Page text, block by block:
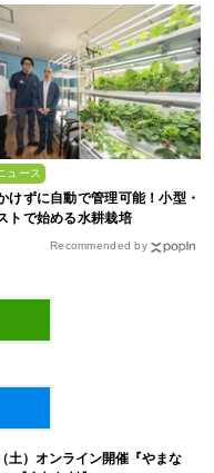
ュース
けずに自動で管理可能！小型・
トで始める水耕栽培
Recommended by
土）オンライン開催『やまな